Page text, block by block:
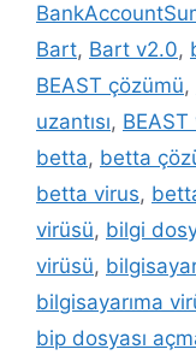
Bart, Bart v2.0,
BEAST çözümü,
uzantısı,
betta, betta
betta virus,
virüsü, bilgi
virüsü,
bilgisayarıma
bip dosyası